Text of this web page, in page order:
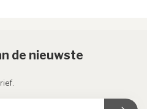
de nieuwste